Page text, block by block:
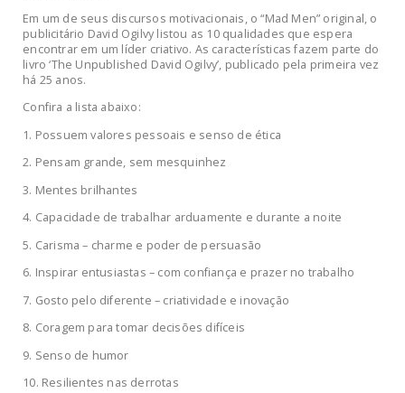
Em um de seus discursos motivacionais, o “Mad Men” original, o
publicitário David Ogilvy listou as 10 qualidades que espera
encontrar em um líder criativo. As características fazem parte do
livro ‘The Unpublished David Ogilvy’, publicado pela primeira vez
há 25 anos.
Confira a lista abaixo:
1. Possuem valores pessoais e senso de ética
2. Pensam grande, sem mesquinhez
3. Mentes brilhantes
4. Capacidade de trabalhar arduamente e durante a noite
5. Carisma – charme e poder de persuasão
6. Inspirar entusiastas – com confiança e prazer no trabalho
7. Gosto pelo diferente – criatividade e inovação
8. Coragem para tomar decisões difíceis
9. Senso de humor
10. Resilientes nas derrotas